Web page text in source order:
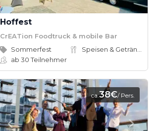
Hoffest
CrEATion Foodtruck & mobile Bar
Sommerfest
ab 30Teilnehmer
ca.38€/ Pers.